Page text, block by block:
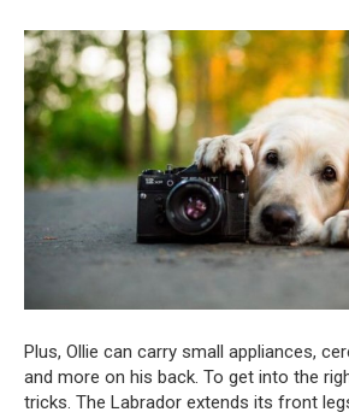
Plus, Ollie can carry small appliances,
and more on his back. To get into the
tricks. The Labrador extends its front